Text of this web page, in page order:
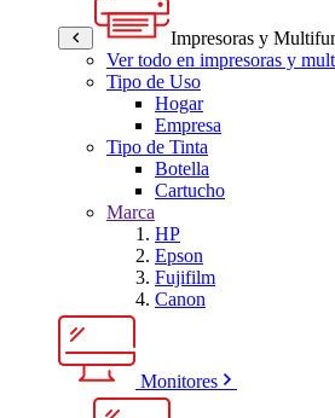
Impresoras y
Ver todo en impresoras y
Tipo de Uso
Hogar
Empresa
Tipo de Tinta
Botella
Cartucho
Marca
HP
Epson
Fujifilm
Canon
Monitores